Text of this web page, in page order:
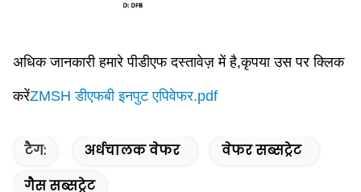
अधिक जानकारी हमारे पीडीएफ दस्तावेज़ में है,कृपया उस पर क्लिक
करेंZMSH डीएफबी इनपुट एपिवेफर.pdf
टैग: अर्धचालक वेफर
वेफर सब्सट्रेट
गैस सब्सट्रेट